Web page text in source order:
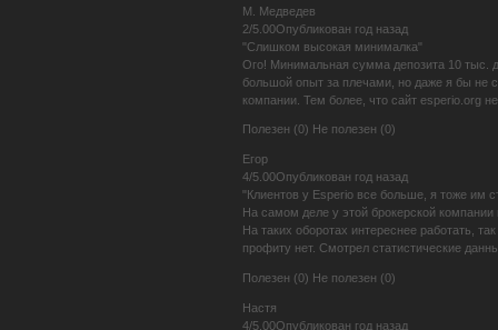
М. Медведев
2/5.00Опубликован год назад
"Слишком высокая минималка"
Ого! Минимальная сумма депозита 10 тыс.
большой опыт за плечами, но даже я бы не
компании. Тем более, что сайт esperio.org
Полезен (0) Не полезен (0)
Егор
4/5.00Опубликован год назад
"Клиентов у Esperio все больше, я тоже им
На самом деле у этой брокерской
На таких оборотах интереснее работать,
профиту нет. Смотрел статистические
Полезен (0) Не полезен (0)
Настя
4/5.00Опубликован год назад